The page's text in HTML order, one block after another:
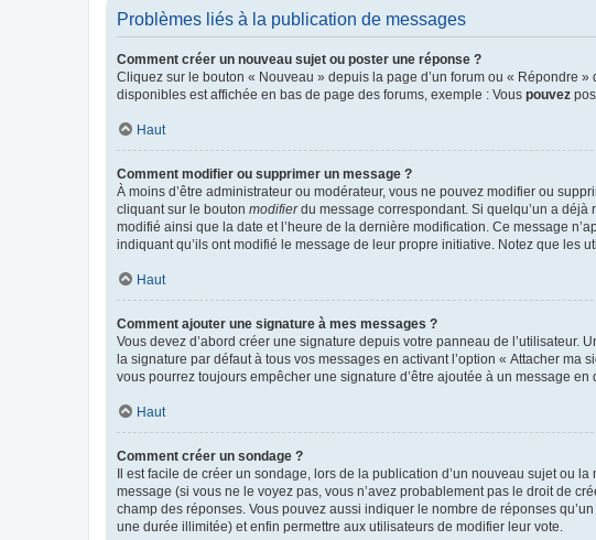
Problèmes liés à la publication de messages
Comment créer un nouveau sujet ou poster une réponse ?
Cliquez sur le bouton « Nouveau » depuis la page d’un forum ou « Répondre
disponibles est affichée en bas de page des forums, exemple : Vous pouvez
Haut
Comment modifier ou supprimer un message ?
À moins d’être administrateur ou modérateur, vous ne pouvez modifier ou
cliquant sur le bouton modifierdu message correspondant. Si quelqu’un a déjà
modifié ainsi que la date et l’heure de la dernière modification. Ce message
indiquant qu’ils ont modifié le message de leur propre initiative. Notez que les
Haut
Comment ajouter une signature à mes messages ?
Vous devez d’abord créer une signature depuis votre panneau de l’utilisateur.
la signature par défaut à tous vos messages en activant l’option « Attacher ma
vous pourrez toujours empêcher une signature d’être ajoutée à un message en
Haut
Comment créer un sondage ?
Il est facile de créer un sondage, lors de la publication d’un nouveau sujet ou
message (si vous ne le voyez pas, vous n’avez probablement pas le droit de
champ des réponses. Vous pouvez aussi indiquer le nombre de réponses
une durée illimitée) et enfin permettre aux utilisateurs de modifier leur vote.